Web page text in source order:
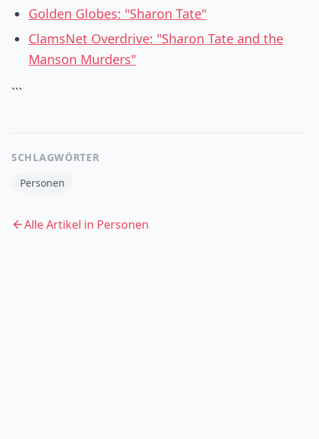
Golden Globes: "Sharon Tate"
ClamsNet Overdrive: "Sharon Tate and the
Manson Murders"
```
SCHLAGWÖRTER
Personen
Alle Artikel in Personen